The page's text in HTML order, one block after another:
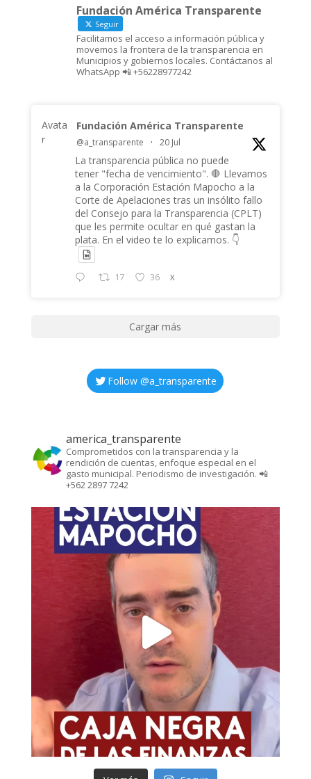
Fundación América Transparente
Seguir
Facilitamos el acceso a información pública y
movemos la frontera de la transparencia en
Municipios y gobiernos locales. Contáctanos al
WhatsApp 📲 +56228977242
Avata
r
Fundación América Transparente
@a_transparente · 20 Jul
La transparencia pública no puede
tener "fecha de vencimiento". 🛑 Llevamos
a la Corporación Estación Mapocho a la
Corte de Apelaciones tras un insólito fallo
del Consejo para la Transparencia (CPLT)
que les permite ocultar en qué gastan la
plata. En el video te lo explicamos. 👇
17 36 X
Cargar más
Follow @a_transparente
america_transparente
Comprometidos con la transparencia y la
rendición de cuentas, enfoque especial en el
gasto municipal. Periodismo de investigación. 📲
+562 2897 7242